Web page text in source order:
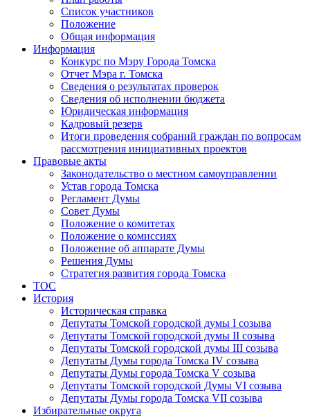
Список участников
Положение
Общая информация
Информация
Конкурс по Мэру Города Томска
Отчет Мэра г. Томска
Сведения о результатах проверок
Сведения об исполнении бюджета
Юридическая информация
Кадровый резерв
Итоги проведения собраний граждан по вопросам
рассмотрения инициативных проектов
Правовые акты
Законодательство о местном самоуправлении
Устав города Томска
Регламент Думы
Совет Думы
Положение о комитетах
Положение о комиссиях
Положение об аппарате Думы
Решения Думы
Стратегия развития города Томска
ТОС
История
Историческая справка
Депутаты Томской городской думы I созыва
Депутаты Томской городской думы II созыва
Депутаты Томской городской думы III созыва
Депутаты Думы города Томска IV созыва
Депутаты Думы города Томска V созыва
Депутаты Томской городской Думы VI созыва
Депутаты Думы города Томска VII созыва
Избирательные округа